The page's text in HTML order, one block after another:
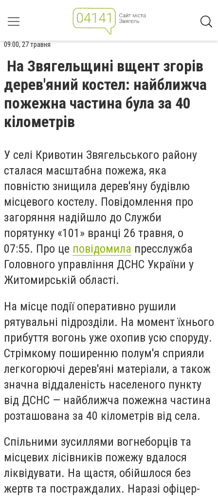
09:00, 27 травня
На Звягельщині вщент згорів
дерев'яний костел: найближча
пожежна частина була за 40
кілометрів
У селі Кривотин Звягельського району
сталася масштабна пожежа, яка
повністю знищила дерев'яну будівлю
місцевого костелу. Повідомлення про
загоряння надійшло до Служби
порятунку «101» вранці 26 травня, о
07:55. Про це повідомила пресслужба
Головного управління ДСНС України у
Житомирській області.
На місце події оперативно рушили
рятувальні підрозділи. На момент їхнього
прибуття вогонь уже охопив усю споруду.
Стрімкому поширенню полум'я сприяли
легкогорючі дерев'яні матеріали, а також
значна віддаленість населеного пункту
від ДСНС — найближча пожежна частина
розташована за 40 кілометрів від села.
Спільними зусиллями вогнеборців та
місцевих лісівників пожежу вдалося
ліквідувати. На щастя, обійшлося без
жертв та постраждалих. Наразі офіцер-